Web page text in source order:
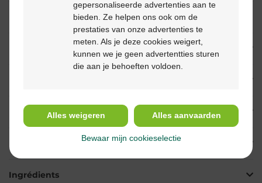
Ce médicament n'est indiqué QUE chez les adultes.
Indications
Ingrédients
gepersonaliseerde advertenties aan te
bieden. Ze helpen ons ook om de
prestaties van onze advertenties te
meten. Als je deze cookies weigert,
kunnen we je geen advertentties sturen
die aan je behoeften voldoen.
Alles weigeren Alles aanvaarden
Bewaar mijn cookieselectie